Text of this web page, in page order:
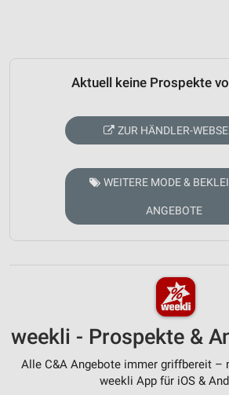
Aktuell keine Prospekte
ZUR HÄNDLER-
WEITERE MODE &
ANGEBOTE
weekli - Prospekte &
Alle C&A Angebote immer griffbereit –
weekli App für iOS &